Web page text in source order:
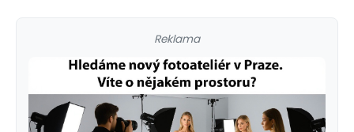
Reklama